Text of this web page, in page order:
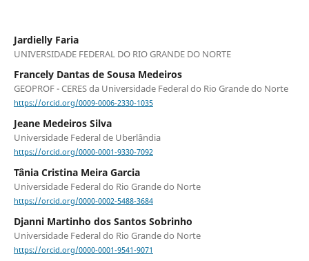
Jardielly Faria
UNIVERSIDADE FEDERAL DO RIO GRANDE DO NORTE
Francely Dantas de Sousa Medeiros
GEOPROF - CERES da Universidade Federal do Rio Grande do Norte
https://orcid.org/0009-0006-2330-1035
Jeane Medeiros Silva
Universidade Federal de Uberlândia
https://orcid.org/0000-0001-9330-7092
Tânia Cristina Meira Garcia
Universidade Federal do Rio Grande do Norte
https://orcid.org/0000-0002-5488-3684
Djanni Martinho dos Santos Sobrinho
Universidade Federal do Rio Grande do Norte
https://orcid.org/0000-0001-9541-9071